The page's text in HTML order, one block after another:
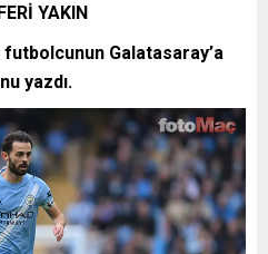
YAKIN
Galatasaray’a
yazdı.